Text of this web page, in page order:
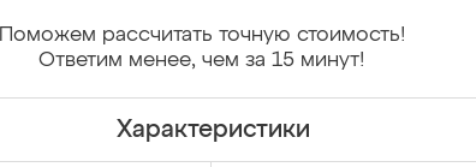
Поможем рассчитать точную стоимость!
Ответим менее, чем за 15 минут!
Характеристики